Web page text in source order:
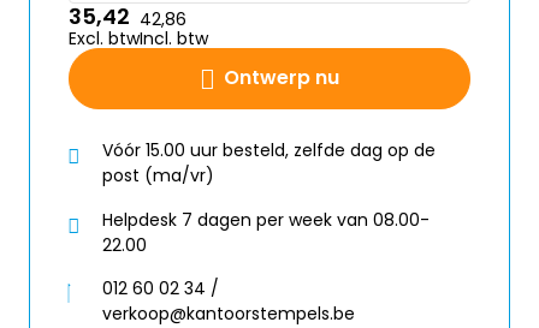
Ontwerp nu
35,42
Excl. btw
42,86
Incl. btw
Vóór 15.00 uur besteld, zelfde dag op de
post (ma/vr)
Helpdesk 7 dagen per week van 08.00-
22.00
012 60 02 34 /
verkoop@kantoorstempels.be